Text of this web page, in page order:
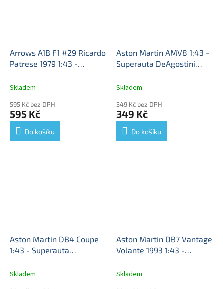
Arrows A1B F1 #29 Ricardo
Patrese 1979 1:43 -
modelem
Skladem
595 Kč bez DPH
595 Kč
Do košíku
Aston Martin AMV8 1:43 -
Superauta DeAgostini
Časopis s modelem Aston
model auta z časopisu
Superkary - Superauta
Skladem
349 Kč bez DPH
349 Kč
Do košíku
Aston Martin DB4 Coupe
1:43 - Superauta
modelem
Skladem
Aston Martin DB7 Vantage
Volante 1993 1:43 -
modelem
Skladem